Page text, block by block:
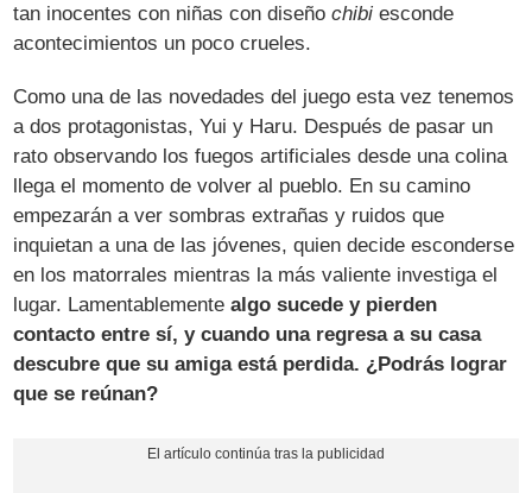
tan inocentes con niñas con diseñochibi esconde
acontecimientos un poco crueles.
Como una de las novedades del juego esta vez tenemos
a dos protagonistas, Yui y Haru. Después de pasar un
rato observando los fuegos artificiales desde una colina
llega el momento de volver al pueblo. En su camino
empezarán a ver sombras extrañas y ruidos que
inquietan a una de las jóvenes, quien decide esconderse
en los matorrales mientras la más valiente investiga el
lugar. Lamentablementealgo sucede y pierden
contacto entre sí, y cuando una regresa a su casa
descubre que su amiga está perdida. ¿Podrás lograr
que se reúnan?